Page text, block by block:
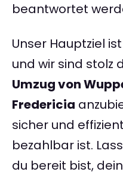
beantwortet
Unser Hauptziel
und wir sind stolz
Umzug von
Fredericia
sicher und
bezahlbar ist.
du bereit bist,